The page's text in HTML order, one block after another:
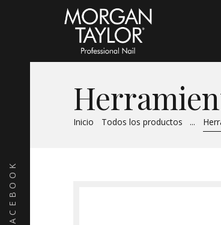
FACEBOOK
Inicio Todos los productos ...